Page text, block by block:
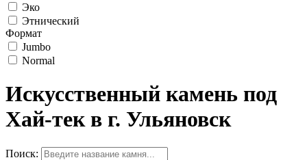
Эко
Этнический
Формат
Jumbo
Normal
Искусственный камень под
Хай-тек в г. Ульяновск
Поиск: